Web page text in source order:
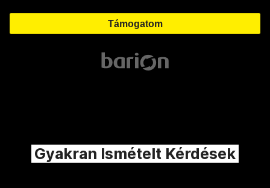
Gyakran Ismételt Kérdések